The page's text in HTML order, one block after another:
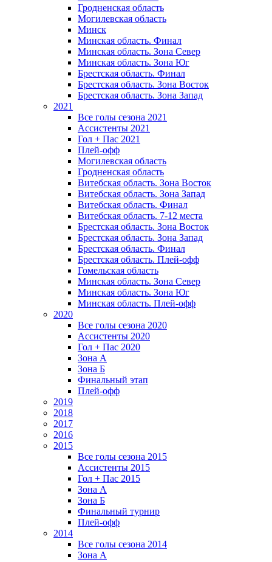
Гродненская область
Могилевская область
Минск
Mинская область. Финал
Минская область. Зона Север
Минская область. Зона Юг
Брестская область. Финал
Брестская область. Зона Восток
Брестская область. Зона Запад
2021
Все голы сезона 2021
Ассистенты 2021
Гол + Пас 2021
Плей-офф
Могилевская область
Гродненская область
Витебская область. Зона Восток
Витебская область. Зона Запад
Витебская область. Финал
Витебская область. 7-12 места
Брестская область. Зона Восток
Брестская область. Зона Запад
Брестская область. Финал
Брестская область. Плей-офф
Гомельская область
Минская область. Зона Север
Минская область. Зона Юг
Минская область. Плей-офф
2020
Все голы сезона 2020
Ассистенты 2020
Гол + Пас 2020
Зона А
Зона Б
Финальный этап
Плей-офф
2019
2018
2017
2016
2015
Все голы сезона 2015
Ассистенты 2015
Гол + Пас 2015
Зона А
Зона Б
Финальный турнир
Плей-офф
2014
Все голы сезона 2014
Зона А